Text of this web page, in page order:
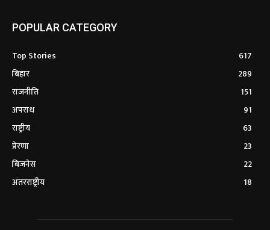
POPULAR CATEGORY
Top Stories
617
बिहार
289
राजनीति
151
अपराध
91
राष्ट्रीय
63
प्रेरणा
23
बिजनेस
22
अंतरराष्ट्रीय
18